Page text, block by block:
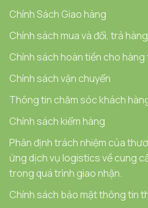
Chính Sách Giao hàng
Chính sách mua và đổi, trả hàng
Chính sách hoàn tiền cho hàng
Chính sách vận chuyển
Thông tin chăm sóc khách
Chính sách kiểm hàng
Phân định trách nhiệm của
ứng dịch vụ logistics về cung
trong quá trình giao nhận.
Chính sách bảo mật thông tin